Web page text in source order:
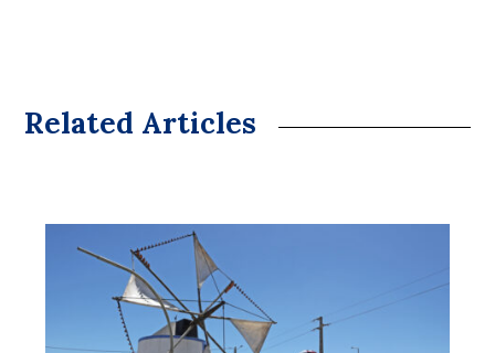
Related Articles